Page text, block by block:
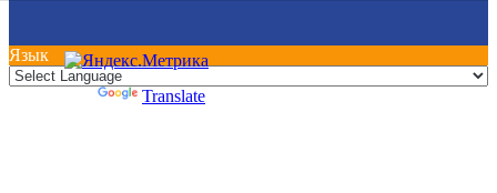
Язык
Translate